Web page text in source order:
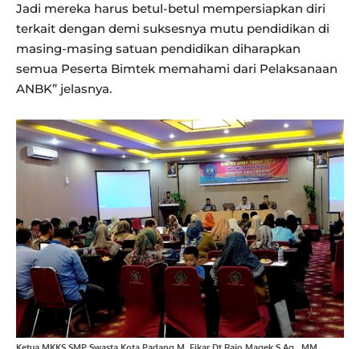
Jadi mereka harus betul-betul mempersiapkan diri
terkait dengan demi suksesnya mutu pendidikan di
masing-masing satuan pendidikan diharapkan
semua Peserta Bimtek memahami dari Pelaksanaan
ANBK” jelasnya.